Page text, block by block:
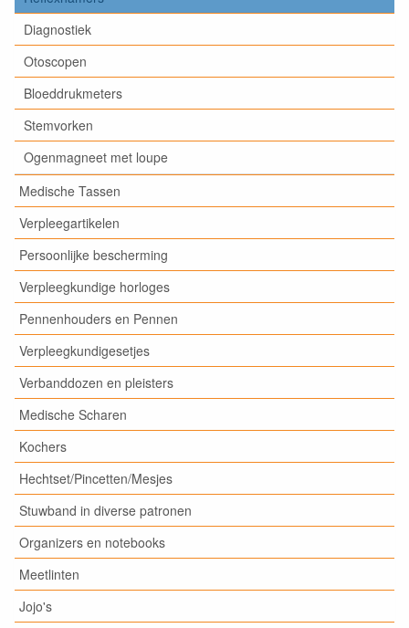
Diagnostiek
Otoscopen
Bloeddrukmeters
Stemvorken
Ogenmagneet met loupe
Medische Tassen
Verpleegartikelen
Persoonlijke bescherming
Verpleegkundige horloges
Pennenhouders en Pennen
Verpleegkundigesetjes
Verbanddozen en pleisters
Medische Scharen
Kochers
Hechtset/Pincetten/Mesjes
Stuwband in diverse patronen
Organizers en notebooks
Meetlinten
Jojo's